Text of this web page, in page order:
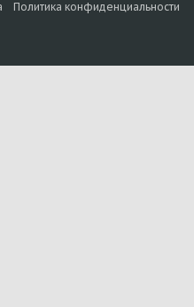
Политика конфиденциальности